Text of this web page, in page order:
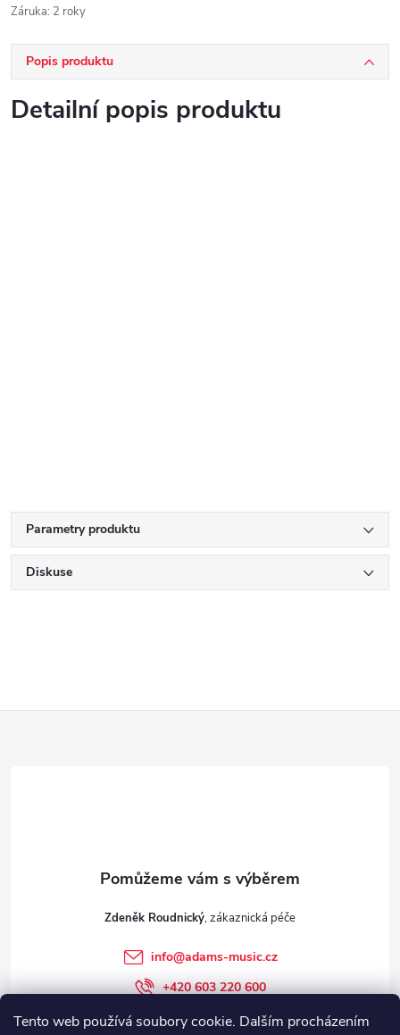
Tento web používá soubory cookie. Dalším procházením
Záruka: 2 roky
Popis produktu
Detailní popis produktu
Parametry produktu
Diskuse
Zdeněk Roudnický
info@adams-music.cz
+420 603 220 600
+420 603 220 600